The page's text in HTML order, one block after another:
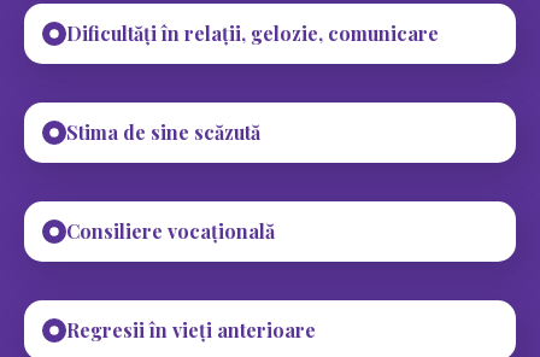
Dificultăți în relații, gelozie, comunicare
Stima de sine scăzută
Consiliere vocațională
Regresii în vieți anterioare